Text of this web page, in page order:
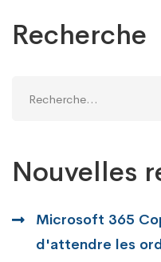
Recherche
Nouvelles
Microsoft 365
d'attendre les